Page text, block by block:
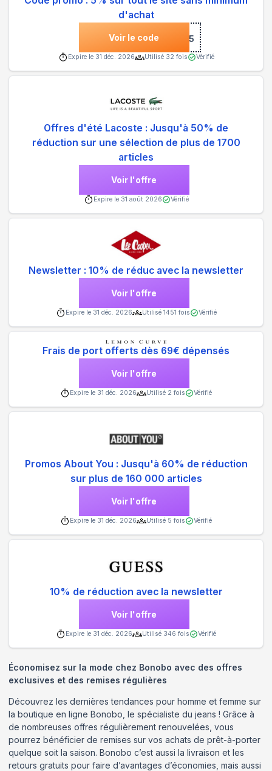
d'achat
Voir le code ***5
Expire le 31 déc. 2026 Utilisé 32 fois Vérifié
Offres d'été Lacoste : Jusqu'à 50% de
réduction sur une sélection de plus de 1700
articles
Voir l'offre
Expire le 31 août 2026 Vérifié
Newsletter : 10% de réduc avec la newsletter
Voir l'offre
Expire le 31 déc. 2026 Utilisé 1451 fois Vérifié
Frais de port offerts dès 69€ dépensés
Voir l'offre
Expire le 31 déc. 2026 Utilisé 2 fois Vérifié
Promos About You : Jusqu'à 60% de réduction
sur plus de 160 000 articles
Voir l'offre
Expire le 31 déc. 2026 Utilisé 5 fois Vérifié
10% de réduction avec la newsletter
Voir l'offre
Expire le 31 déc. 2026 Utilisé 346 fois Vérifié
Économisez sur la mode chez Bonobo avec des offres
exclusives et des remises régulières
Découvrez les dernières tendances pour homme et femme sur
la boutique en ligne Bonobo, le spécialiste du jeans ! Grâce à
de nombreuses offres régulièrement renouvelées, vous
pourrez bénéficier de remises sur vos achats de prêt-à-porter
quelque soit la saison. Bonobo c’est aussi la livraison et les
retours gratuits pour faire d’avantages d’économies, mais aussi